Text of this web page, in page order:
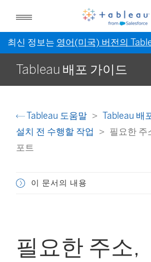
최신 정보는 영어(미국) 버전의
Tableau 배포 가이드
Tableau 도움말
Tableau 배
설치 전 수행할 작업
필요한 주
포트
이 문서의 내용
필요한 주소,